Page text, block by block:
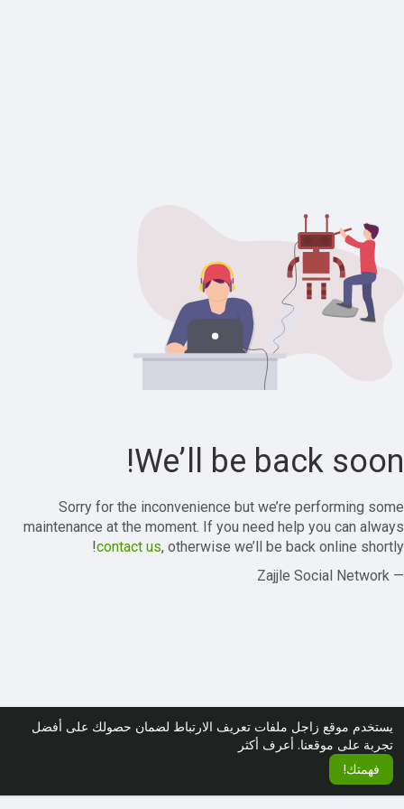
يستخدم موقع زاجل ملفات تعريف الارتباط لضمان حصولك على أفضل
تجربة على موقعنا. أعرف أكثر
فهمتك!
We’ll be back soon!
Sorry for the inconvenience but we’re performing some
maintenance at the moment. If you need help you can always
contact us, otherwise we’ll be back online shortly!
— Zajjle Social Network